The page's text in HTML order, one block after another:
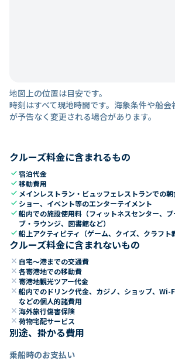
地図上の位置は目安です。
時刻はすべて現地時間です。海象条件や船
が予告なく変更される場合があります。
クルーズ料金に含まれるもの
check宿泊代金
check移動費用
check メインレストラン・ビュッフェレストランでの
check ショー、イベント等のエンターテイメント
check船内での施設使用料（フィットネスセンター、
ブ・ラウンジ、図書館など）
check船上アクティビティ（ゲーム、クイズ、クラフト
クルーズ料金に含まれないもの
close 自宅～港までの交通費
close 各寄港地での移動費
close 寄港地観光ツアー代金
close 船内でのドリンク代金、カジノ、ショップ、Wi-
などの個人的諸費用
close 海外旅行傷害保険
close 荷物宅配サービス
別途、掛かる費用
乗船時のお支払い